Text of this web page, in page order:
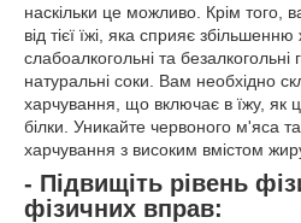
наскільки це можливо. Крім того,
від тієї їжі, яка сприяє
слабоалкогольні та безалкогольні
натуральні соки. Вам необхідно
харчування, що включає в їжу, як
білки. Уникайте червоного м'яса
харчування з високим вмістом
- Підвищіть рівень
фізичних вправ: